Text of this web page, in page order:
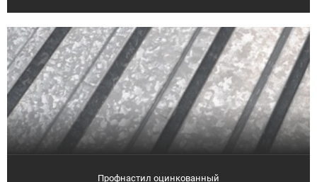
Профнастил оцинкованный